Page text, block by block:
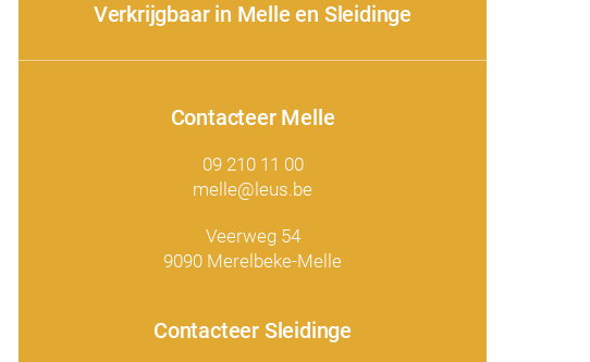
Verkrijgbaar in Melle en Sleidinge
Contacteer Melle
09 210 11 00
melle@leus.be
Veerweg 54
9090 Merelbeke-Melle
Contacteer Sleidinge